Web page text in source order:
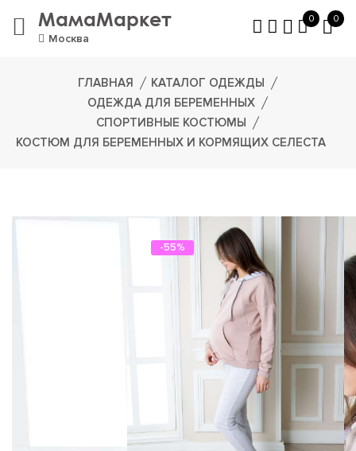
МамаМаркет
Москва
0 0
ГЛАВНАЯ
КАТАЛОГ ОДЕЖДЫ
ОДЕЖДА ДЛЯ БЕРЕМЕННЫХ
СПОРТИВНЫЕ КОСТЮМЫ
КОСТЮМ ДЛЯ БЕРЕМЕННЫХ И КОРМЯЩИХ СЕЛЕСТА
-55%